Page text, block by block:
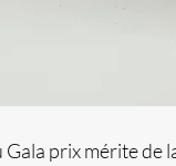
Gala prix mérite